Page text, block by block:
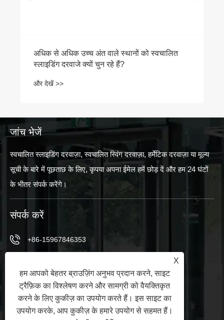
अधिक से अधिक उच्च अंत वाले स्थानों को स्वचालित
स्लाइडिंग दरवाजे क्यों चुन रहे हैं?
और देखें >>
जांच भेजें
स्वचालित स्लाइडिंग दरवाज़ा, स्वचालित स्विंग दरवाज़ा, हर्मेटिक दरवाज़ा या मूल्य
सूची के बारे में पूछताछ के लिए, कृपया अपना ईमेल हमें छोड़ दें और हम 24 घंटों
के भीतर संपर्क करेंगे।
संपर्क करें
+86-15967846353
info@vezedoors.com
इंडस्ट्री पार्क, हेमुडी टाउन, ऑफिस, चीन में
X
हम आपको बेहतर ब्राउज़िंग अनुभव प्रदान करने, साइट
ट्रैफ़िक का विश्लेषण करने और सामग्री को वैयक्तिकृत
करने के लिए कुकीज़ का उपयोग करते हैं। इस साइट का
उपयोग करके, आप कुकीज़ के हमारे उपयोग से सहमत हैं।